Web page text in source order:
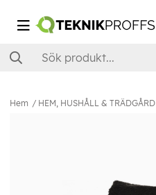
Hem HEM, HUSHÅLL & TRÄDGÅRD